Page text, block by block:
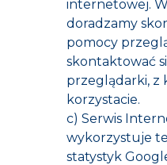
internetowej.
doradzamy
pomocy
skontaktować
przeglądarki, z
korzystacie.
c) Serwis
wykorzystuje
statystyk